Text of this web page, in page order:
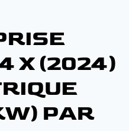
X (2024)
PAR